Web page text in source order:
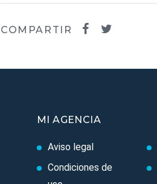
COMPARTIR
MI AGENCIA
Aviso legal
Condiciones de